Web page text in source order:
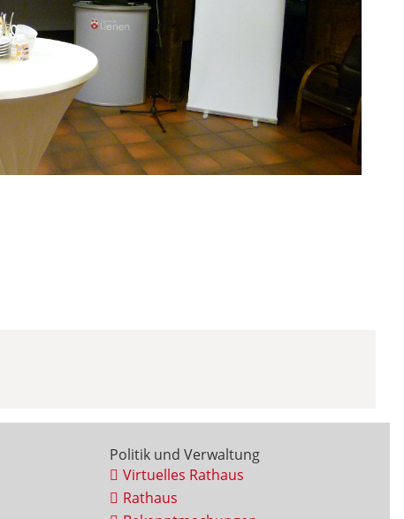
Politik und Verwaltung
Virtuelles Rathaus
Rathaus